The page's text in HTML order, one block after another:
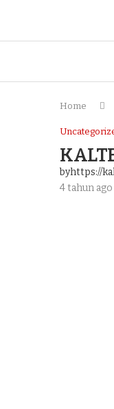
Home
byhttps://
4 tahun ago